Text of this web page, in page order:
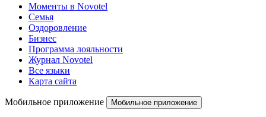
Моменты в Novotel
Семья
Оздоровление
Бизнес
Программа лояльности
Журнал Novotel
Все языки
Карта сайта
Мобильное приложение Мобильное приложение